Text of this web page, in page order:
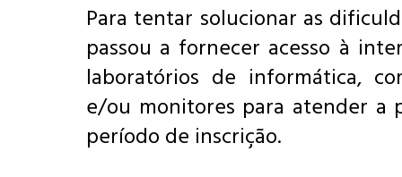
Para tentar solucionar as
passou a fornecer acesso à
laboratórios de informática,
e/ou monitores para atender a
período de inscrição.